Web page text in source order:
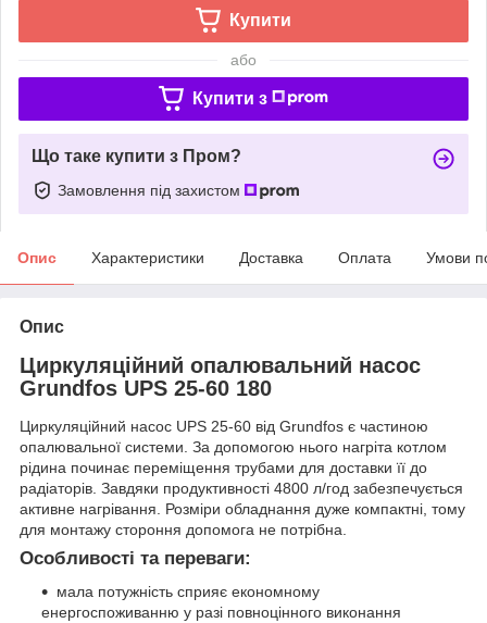
Купити
або
Купити з
Що таке купити з Пром?
Замовлення під захистом
Опис Характеристики Доставка Оплата Умови
Опис
Циркуляційний опалювальний насос
Grundfos UPS 25-60 180
Циркуляційний насос UPS 25-60 від Grundfos є частиною
опалювальної системи. За допомогою нього нагріта котлом
рідина починає переміщення трубами для доставки її до
радіаторів. Завдяки продуктивності 4800 л/год забезпечується
активне нагрівання. Розміри обладнання дуже компактні, тому
для монтажу стороння допомога не потрібна.
Особливості та переваги:
мала потужність сприяє економному
енергоспоживанню у разі повноцінного виконання